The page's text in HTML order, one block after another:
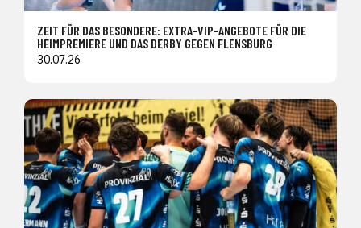
ZEIT FÜR DAS BESONDERE: EXTRA-VIP-ANGEBOTE FÜR DIE
HEIMPREMIERE UND DAS DERBY GEGEN FLENSBURG
30.07.26